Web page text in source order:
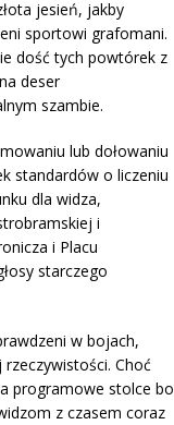
jesień, jakby
sportowi grafomani.
dość tych powtórek z
deser
szambie.
lub dołowaniu
standardów o liczeniu
dla widza,
i
i Placu
starczego
w bojach,
Choć
programowe stolce bo
z czasem coraz